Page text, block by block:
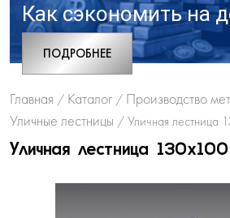
Как сэкономить на
ПОДРОБНЕЕ
Главная / Каталог / Производство
Уличные лестницы /Уличная лестница
Уличная лестница